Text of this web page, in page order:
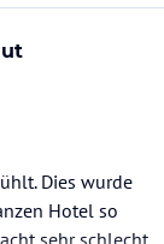
Dies wurde
Hotel so
sehr schlecht